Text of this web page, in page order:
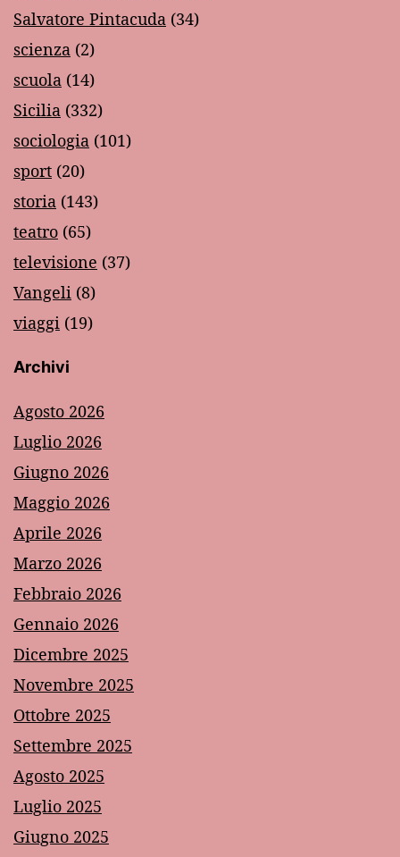
Salvatore Pintacuda (34)
scienza (2)
scuola (14)
Sicilia (332)
sociologia (101)
sport (20)
storia (143)
teatro (65)
televisione (37)
Vangeli (8)
viaggi (19)
Archivi
Agosto 2026
Luglio 2026
Giugno 2026
Maggio 2026
Aprile 2026
Marzo 2026
Febbraio 2026
Gennaio 2026
Dicembre 2025
Novembre 2025
Ottobre 2025
Settembre 2025
Agosto 2025
Luglio 2025
Giugno 2025